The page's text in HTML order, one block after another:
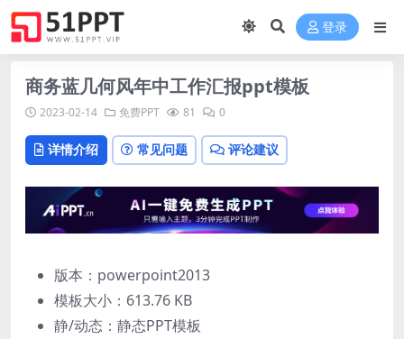
登录
商务蓝几何风年中工作汇报ppt模板
2023-02-14 免费PPT 81 0
详情介绍 常见问题 评论建议
版本：powerpoint2013
模板大小： 613.76 KB
静/动态：静态PPT模板